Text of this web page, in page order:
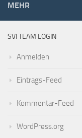
MEHR
SVI TEAM LOGIN
Anmelden
Eintrags-Feed
Kommentar-Feed
WordPress.org